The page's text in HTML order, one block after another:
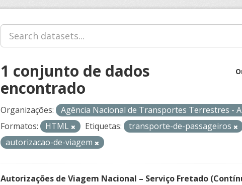
1 conjunto de dados
encontrado
Organizações: Agência Nacional de Transportes Terrestres -
Formatos:
HTML Etiquetas: transporte-de-passageiros
autorizacao-de-viagem
Autorizações de Viagem Nacional – Serviço Fretado